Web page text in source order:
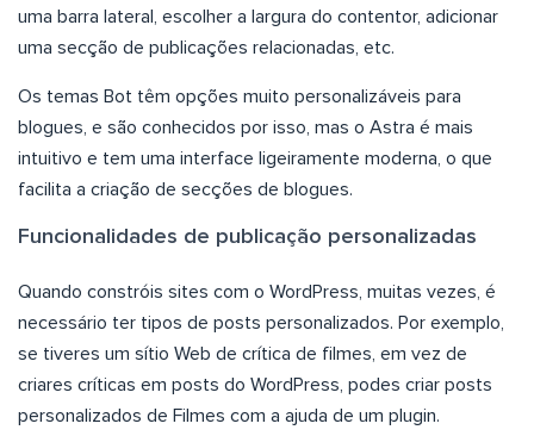
uma barra lateral, escolher a largura do contentor, adicionar
uma secção de publicações relacionadas, etc.
Os temas Bot têm opções muito personalizáveis para
blogues, e são conhecidos por isso, mas o Astra é mais
intuitivo e tem uma interface ligeiramente moderna, o que
facilita a criação de secções de blogues.
Funcionalidades de publicação personalizadas
Quando constróis sites com o WordPress, muitas vezes, é
necessário ter tipos de posts personalizados. Por exemplo,
se tiveres um sítio Web de crítica de filmes, em vez de
criares críticas em posts do WordPress, podes criar posts
personalizados de Filmes com a ajuda de um plugin.